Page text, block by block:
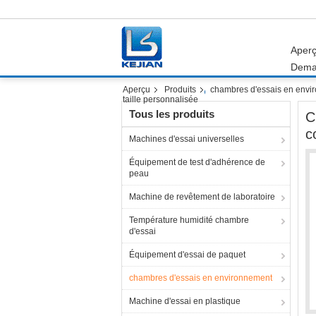
Aperçu Produits
chambres d'essais en
taille personnalisée
Tous les produits
Machines d'essai universelles
Équipement de test d'adhérence de
peau
Machine de revêtement de laboratoire
Température humidité chambre
d'essai
Équipement d'essai de paquet
chambres d'essais en environnement
Machine d'essai en plastique